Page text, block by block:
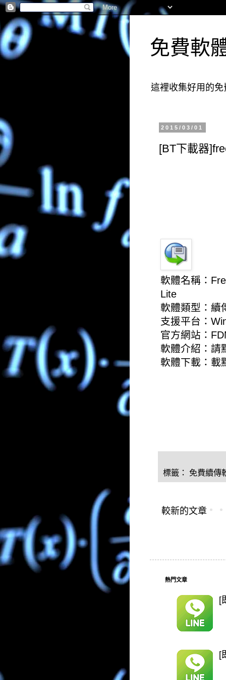
免費軟
這裡收集好用的
2015/03/01
[BT下載器
軟體名稱：
Lite
軟體類型：續
支援平台：
官方網站：
軟體介紹： 請
軟體下載： 載
標籤： 免費續傳
較新的文章
熱門文章
[
[